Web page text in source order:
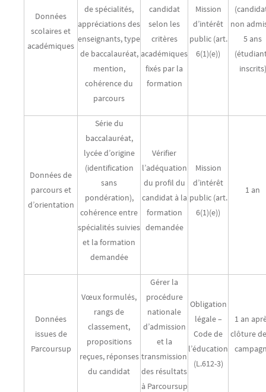
Données
scolaires et
académiques
de spécialités,
appréciations des
enseignants, type
de baccalauréat,
mention,
cohérence du
parcours
candidat
selon les
critères
académiques
fixés par la
formation
Mission
d’intérêt
public (art.
6(1)(e))
non
5 ans
inscrits)
Données de
parcours et
d’orientation
Série du
baccalauréat,
lycée d’origine
(identification
sans
pondération),
cohérence entre
spécialités suivies
et la formation
demandée
Vérifier
l’adéquation
du profil du
candidat à la
formation
demandée
Mission
d’intérêt
public (art.
6(1)(e))
1 an
Données
issues de
Parcoursup
Vœux formulés,
rangs de
classement,
propositions
reçues, réponses
du candidat
Gérer la
procédure
nationale
d’admission
et la
transmission
des résultats
à Parcoursup
Obligation
légale –
Code de
l’éducation
(L.612-3)
1 an
clôture